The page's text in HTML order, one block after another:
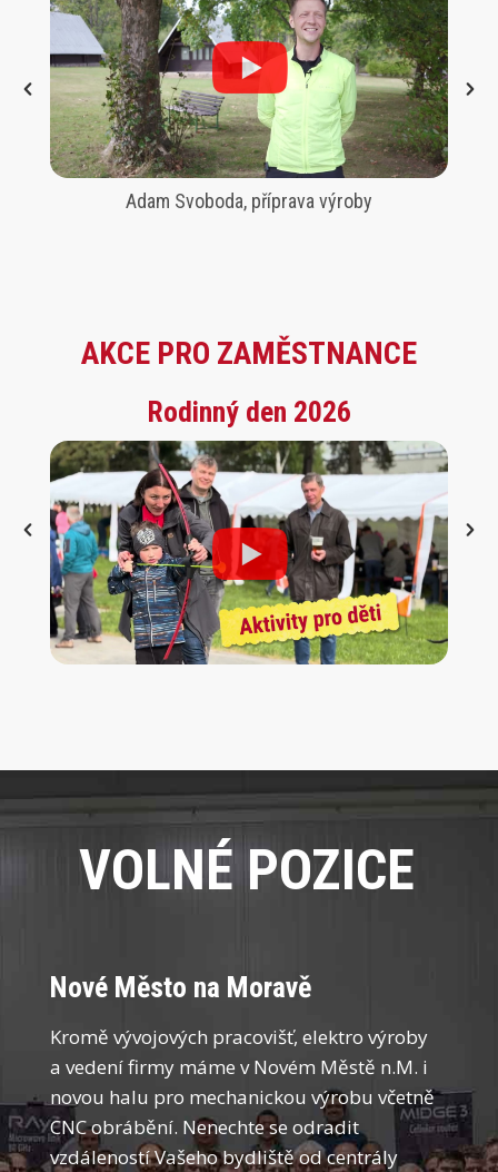
Adam Svoboda, příprava výroby
AKCE PRO ZAMĚSTNANCE
Rodinný den 2026
VOLNÉ POZICE
Nové Město na Moravě
Kromě vývojových pracovišť, elektro výroby
a vedení firmy máme v Novém Městě n.M. i
novou halu pro mechanickou výrobu včetně
CNC obrábění. Nenechte se odradit
vzdáleností Vašeho bydliště od centrály